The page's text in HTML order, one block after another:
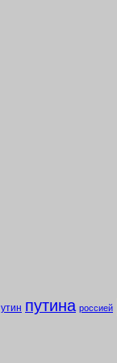
путина россией